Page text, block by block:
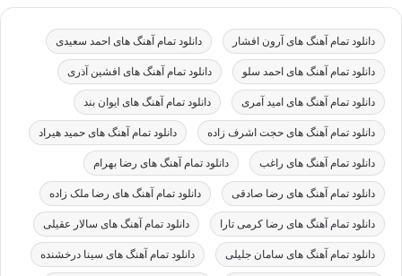
دانلود تمام آهنگ های آرون افشار دانلود تمام آهنگ های احمد سعیدی
دانلود تمام آهنگ های احمد سلو دانلود تمام آهنگ های افشین آذری
دانلود تمام آهنگ های امید آمری دانلود تمام آهنگ های ایوان بند
دانلود تمام آهنگ های حجت اشرف زاده دانلود تمام آهنگ های حمید هیراد
دانلود تمام آهنگ های راغب دانلود تمام آهنگ های رضا بهرام
دانلود تمام آهنگ های رضا صادقی دانلود تمام آهنگ های رضا ملک زاده
دانلود تمام آهنگ های رضا کرمی تارا دانلود تمام آهنگ های سالار عقیلی
دانلود تمام آهنگ های سامان جلیلی دانلود تمام آهنگ های سینا درخشنده